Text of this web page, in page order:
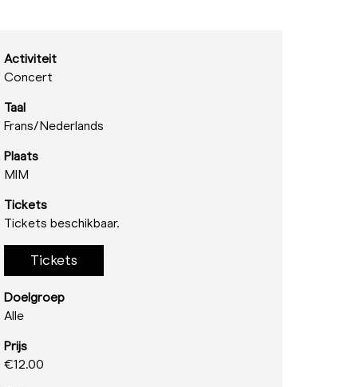
Activiteit
Concert
Taal
Frans/Nederlands
Plaats
MIM
Tickets
Tickets beschikbaar.
Tickets
Doelgroep
Alle
Prijs
€12.00